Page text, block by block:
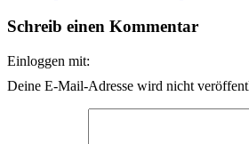
Schreib einen Kommentar
Einloggen mit:
Deine E-Mail-Adresse wird nicht